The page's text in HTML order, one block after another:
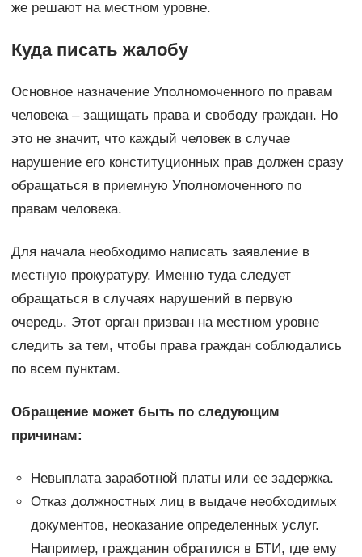
же решают на местном уровне.
Куда писать жалобу
Основное назначение Уполномоченного по правам
человека – защищать права и свободу граждан. Но
это не значит, что каждый человек в случае
нарушение его конституционных прав должен сразу
обращаться в приемную Уполномоченного по
правам человека.
Для начала необходимо написать заявление в
местную прокуратуру. Именно туда следует
обращаться в случаях нарушений в первую
очередь. Этот орган призван на местном уровне
следить за тем, чтобы права граждан соблюдались
по всем пунктам.
Обращение может быть по следующим
причинам:
Невыплата заработной платы или ее задержка.
Отказ должностных лиц в выдаче необходимых
документов, неоказание определенных услуг.
Например, гражданин обратился в БТИ, где ему